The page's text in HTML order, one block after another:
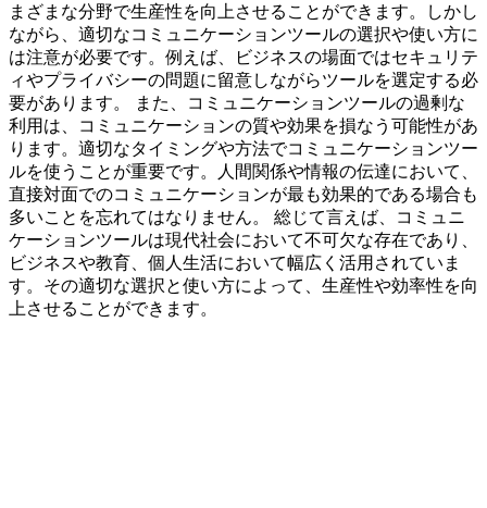
まざまな分野で生産性を向上させることができます。しかし
ながら、適切なコミュニケーションツールの選択や使い方に
は注意が必要です。例えば、ビジネスの場面ではセキュリテ
ィやプライバシーの問題に留意しながらツールを選定する必
要があります。 また、コミュニケーションツールの過剰な
利用は、コミュニケーションの質や効果を損なう可能性があ
ります。適切なタイミングや方法でコミュニケーションツー
ルを使うことが重要です。人間関係や情報の伝達において、
直接対面でのコミュニケーションが最も効果的である場合も
多いことを忘れてはなりません。 総じて言えば、コミュニ
ケーションツールは現代社会において不可欠な存在であり、
ビジネスや教育、個人生活において幅広く活用されていま
す。その適切な選択と使い方によって、生産性や効率性を向
上させることができます。